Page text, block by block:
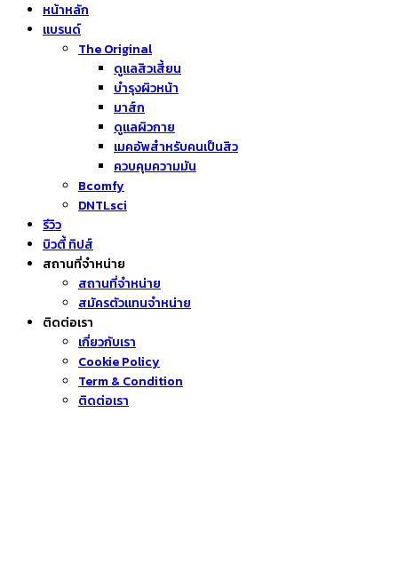
หน้าหลัก
แบรนด์
The Original
ดูแลสิวเสี้ยน
บำรุงผิวหน้า
มาส์ก
ดูแลผิวกาย
เมคอัพสำหรับคนเป็นสิว
ควบคุมความมัน
Bcomfy
DNTLsci
รีวิว
บิวตี้ ทิปส์
สถานที่จำหน่าย
สถานที่จำหน่าย
สมัครตัวแทนจำหน่าย
ติดต่อเรา
เกี่ยวกับเรา
Cookie Policy
Term & Condition
ติดต่อเรา